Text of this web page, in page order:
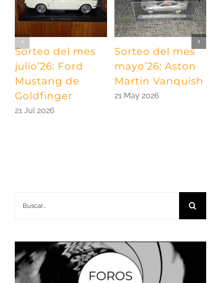
Sorteo del mes
julio’26: Ford
Mustang de
Goldfinger
21 Jul 2026
Sorteo del mes
mayo’26: Aston
Martin Vanquish
21 May 2026